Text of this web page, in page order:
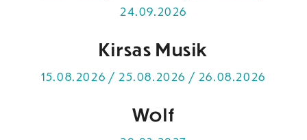
24.09.2026
Kirsas Musik
15.08.2026 / 25.08.2026 / 26.08.2026
Wolf